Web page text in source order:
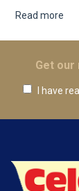
Read more
Get our
I have